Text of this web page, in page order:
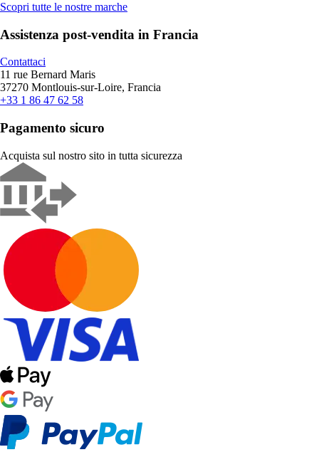
Scopri tutte le nostre marche
Assistenza post-vendita in Francia
Contattaci
11 rue Bernard Maris
37270 Montlouis-sur-Loire, Francia
+33 1 86 47 62 58
Pagamento sicuro
Acquista sul nostro sito in tutta sicurezza